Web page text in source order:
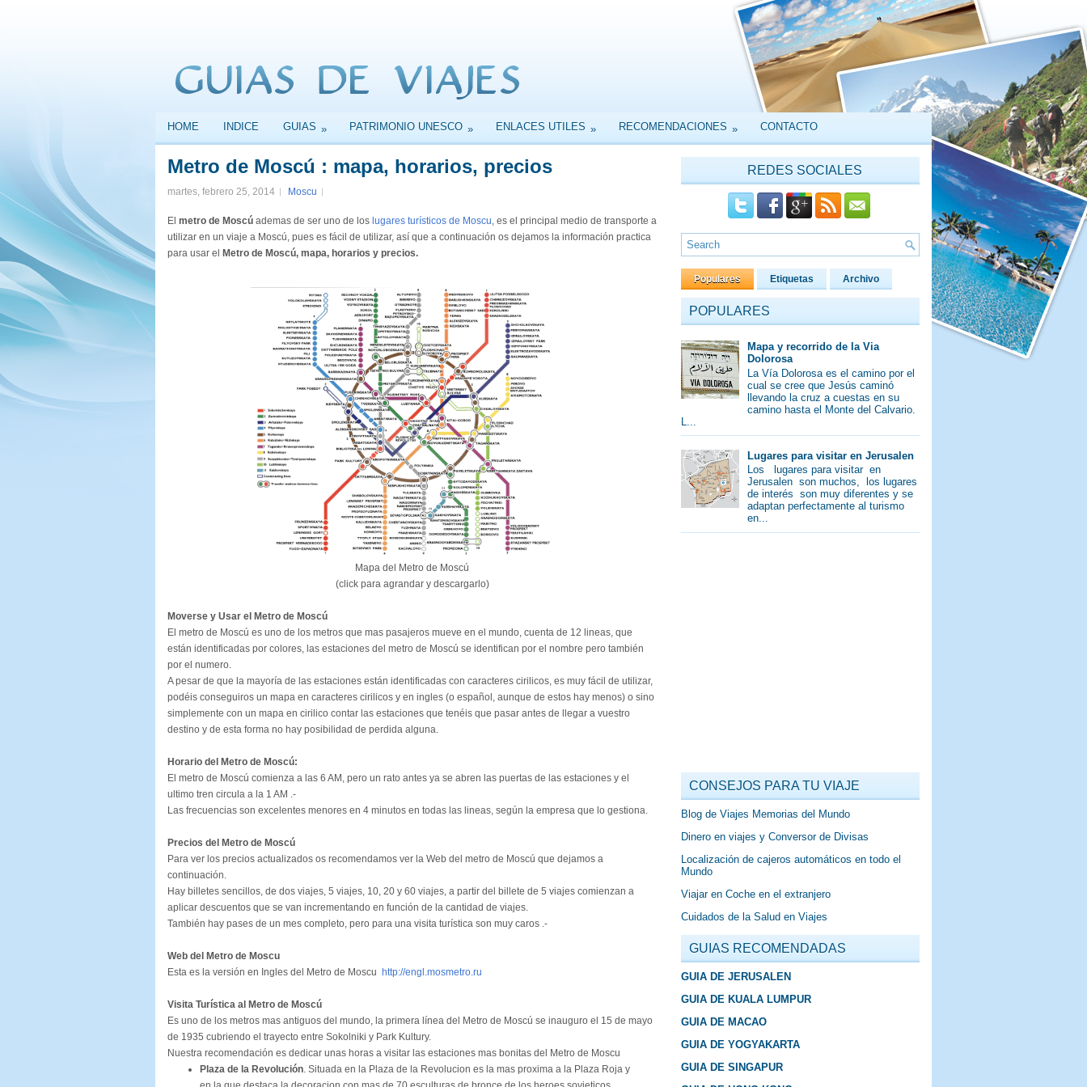
HOME INDICE GUIAS » PATRIMONIO UNESCO » ENLACES UTILES » RECOMENDACIONES » CONTACTO
Metro de Moscú : mapa, horarios, precios
martes, febrero 25, 2014 Moscu
El metro de Moscú ademas de ser uno de los lugares turísticos de Moscu, es el principal medio de transporte a
utilizar en un viaje a Moscú, pues es fácil de utilizar, así que a continuación os dejamos la información practica
para usar el
Metro de Moscú, mapa, horarios y precios.
Mapa del Metro de Moscú
(click para agrandar y descargarlo)
Moverse y Usar el Metro de Moscú
El metro de Moscú es uno de los metros que mas pasajeros mueve en el mundo, cuenta de 12 lineas, que
están identificadas por colores, las estaciones del metro de Moscú se identifican por el nombre pero también
por el numero.
A pesar de que la mayoría de las estaciones están identificadas con caracteres cirilicos, es muy fácil de utilizar,
podéis conseguiros un mapa en caracteres cirilicos y en ingles (o español, aunque de estos hay menos) o sino
simplemente con un mapa en cirilico contar las estaciones que tenéis que pasar antes de llegar a vuestro
destino y de esta forma no hay posibilidad de perdida alguna.
Horario del Metro de Moscú:
El metro de Moscú comienza a las 6 AM, pero un rato antes ya se abren las puertas de las estaciones y el
ultimo tren circula a la 1 AM .-
Las frecuencias son excelentes menores en 4 minutos en todas las lineas, según la empresa que lo gestiona.
Precios del Metro de Moscú
Para ver los precios actualizados os recomendamos ver la Web del metro de Moscú que dejamos a
continuación.
Hay billetes sencillos, de dos viajes, 5 viajes, 10, 20 y 60 viajes, a partir del billete de 5 viajes comienzan a
aplicar descuentos que se van incrementando en función de la cantidad de viajes.
También hay pases de un mes completo, pero para una visita turística son muy caros .-
Web del Metro de Moscu
Esta es la versión en Ingles del Metro de Moscu
http://engl.mosmetro.ru
Visita Turística al Metro de Moscú
Es uno de los metros mas antiguos del mundo, la primera línea del Metro de Moscú se inauguro el 15 de mayo
de 1935 cubriendo el trayecto entre Sokolniki y Park Kultury.
Nuestra recomendación es dedicar unas horas a visitar las estaciones mas bonitas del Metro de Moscu
Plaza de la Revolución. Situada en la Plaza de la Revolucion es la mas proxima a la Plaza Roja y
REDES SOCIALES
Populares Etiquetas Archivo
POPULARES
Mapa y recorrido de la Via
Dolorosa
La Vía Dolorosa es el camino por el
cual se cree que Jesús caminó
llevando la cruz a cuestas en su
camino hasta el Monte del Calvario.
L...
Lugares para visitar en Jerusalen
Los lugares para visitar en
Jerusalen son muchos, los lugares
de interés son muy diferentes y se
adaptan perfectamente al turismo
en...
CONSEJOS PARA TU VIAJE
Blog de Viajes Memorias del Mundo
Dinero en viajes y Conversor de Divisas
Localización de cajeros automáticos en todo el
Mundo
Viajar en Coche en el extranjero
Cuidados de la Salud en Viajes
GUIAS RECOMENDADAS
GUIA DE JERUSALEN
GUIA DE KUALA LUMPUR
GUIA DE MACAO
GUIA DE YOGYAKARTA
GUIA DE SINGAPUR